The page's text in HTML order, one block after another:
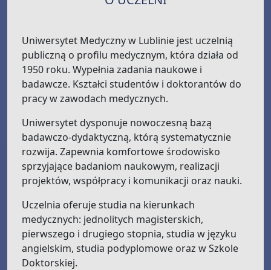
Uniwersytet Medyczny w Lublinie jest uczelnią
publiczną o profilu medycznym, która działa od
1950 roku. Wypełnia zadania naukowe i
badawcze. Kształci studentów i doktorantów do
pracy w zawodach medycznych.
Uniwersytet dysponuje nowoczesną bazą
badawczo-dydaktyczną, którą systematycznie
rozwija. Zapewnia komfortowe środowisko
sprzyjające badaniom naukowym, realizacji
projektów, współpracy i komunikacji oraz nauki.
Uczelnia oferuje studia na kierunkach
medycznych: jednolitych magisterskich,
pierwszego i drugiego stopnia, studia w języku
angielskim, studia podyplomowe oraz w Szkole
Doktorskiej.